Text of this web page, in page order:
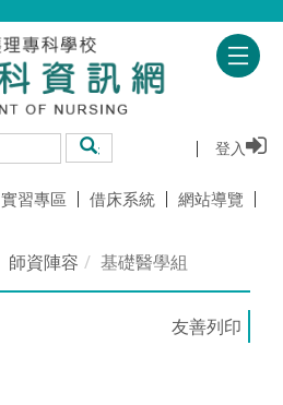
搜尋 登入
實習專區 借床系統 網站導覽
師資陣容 基礎醫學組